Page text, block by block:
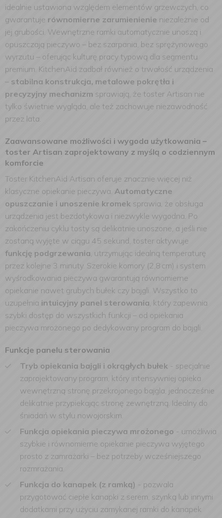
idealnie ustawiona względem elementów grzewczych, co
gwarantuje równomierne zarumienienie niezależnie od
jej grubości. Wewnętrzne ramki automatycznie unoszą i
opuszczają pieczywo – bez szarpania, bez sprężynowego
wyrzutu – oferując kulturę pracy typową dla segmentu
premium. KitchenAid zadbał również o trwałość urządzenia
– stabilna konstrukcja, metalowe pokrętła i
precyzyjny mechanizm sprawiają, że toster Artisan nie
tylko świetnie wygląda, ale też zachowuje niezawodność
przez lata.
Zaawansowane możliwości i wygoda użytkowania –
toster Artisan zaprojektowany z myślą o codziennym
komforcie
Toster KitchenAid Artisan oferuje znacznie więcej niż
klasyczne opiekanie pieczywa. Automatyczne
opuszczanie i unoszenie kromek sprawia, że obsługa
urządzenia jest bezdotykowa i niezwykle wygodna. Po
zakończeniu cyklu tosty są delikatnie unoszone, a jeśli nie
zostaną wyjęte w ciągu 45 sekund, toster aktywuje
funkcję podgrzewania, utrzymując idealną temperaturę
przez kolejne 3 minuty. Szerokie komory (2,8 cm) i system
wyśrodkowania pieczywa gwarantują równomierne
opiekanie nawet grubych bułek czy bajgli. Wszystko to
uzupełnia intuicyjny panel sterowania, który zapewnia
szybki dostęp do wszystkich funkcji – od opiekania
pieczywa mrożonego po dedykowany program do bajgli.
Funkcje panelu sterowania
Tryb opiekania bajgli i okrągłych bułek - specjalnie
zaprojektowany program, który intensywniej opieka
wewnętrzną stronę przekrojonego bajgla, jednocześnie
delikatnie przypiekając stronę zewnętrzną. Idealny do
śniadań w stylu nowojorskim.
Funkcja opiekania pieczywa mrożonego - umożliwia
szybkie i równomierne opiekanie pieczywa wyjętego
prosto z zamrażarki – bez potrzeby wcześniejszego
rozmrażania.
Funkcja do kanapek (z ramką) - pozwala
przygotować ciepłe kanapki z serem, szynką lub innymi
dodatkami przy użyciu zamykanej ramki do kanapek